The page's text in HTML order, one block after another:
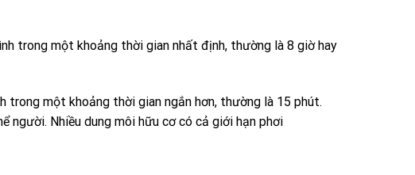
trong một khoảng thời gian nhất định, thường là 8 giờ hay
trong một khoảng thời gian ngắn hơn, thường là 15 phút.
người. Nhiều dung môi hữu cơ có cả giới hạn phơi